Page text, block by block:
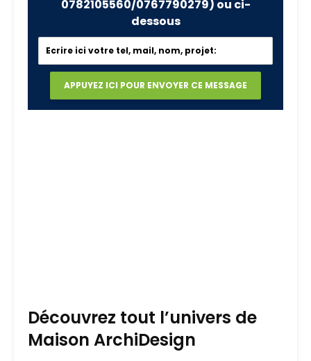
0782105560/0767790279) ou ci-
dessous
Découvrez tout l’univers de
Maison ArchiDesign